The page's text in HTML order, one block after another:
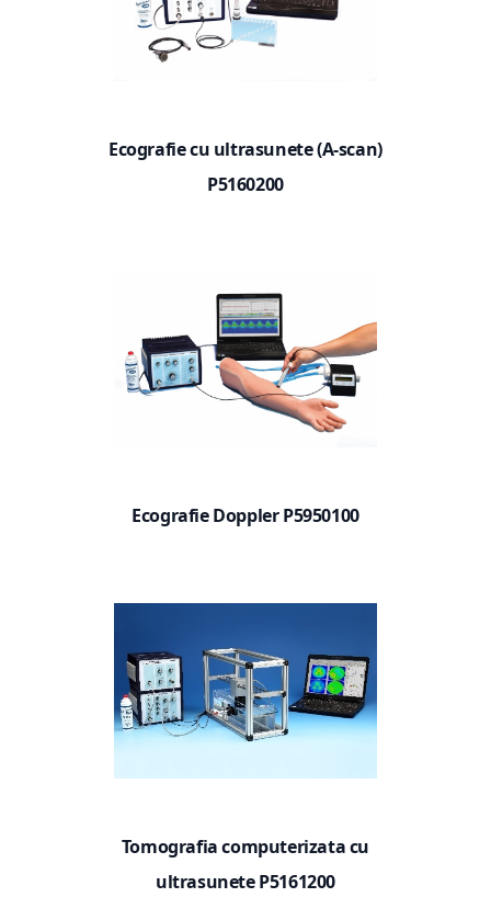
Ecografie cu ultrasunete (A-scan)
P5160200
Ecografie Doppler P5950100
Tomografia computerizata cu
ultrasunete P5161200